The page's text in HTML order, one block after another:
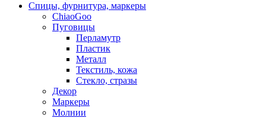
Спицы, фурнитура, маркеры
ChiaoGoo
Пуговицы
Перламутр
Пластик
Металл
Текстиль, кожа
Стекло, стразы
Декор
Маркеры
Молнии